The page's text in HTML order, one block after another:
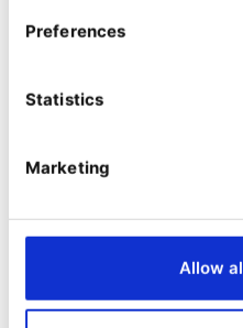
Preferences
Statistics
Marketing
Allow
las capacidades de
Lee cómo DELABIE,
sanitarios, ha
productos
en Ibexa DXP >